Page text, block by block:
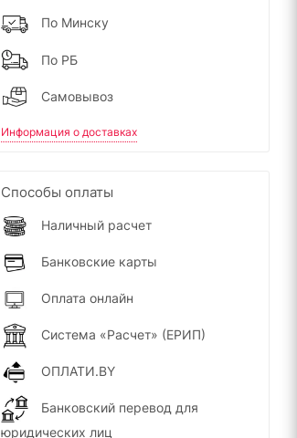
По Минску
По РБ
Самовывоз
Информация о доставках
Способы оплаты
Наличный расчет
Банковские карты
Оплата онлайн
Система «Расчет» (ЕРИП)
ОПЛАТИ.BY
Банковский перевод для
юридических лиц